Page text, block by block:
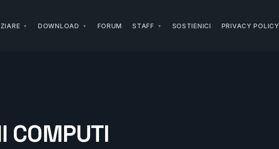
DOWNLOAD FORUM STAFF SOSTIENICI PRIVACY POLICY
COMPUTI